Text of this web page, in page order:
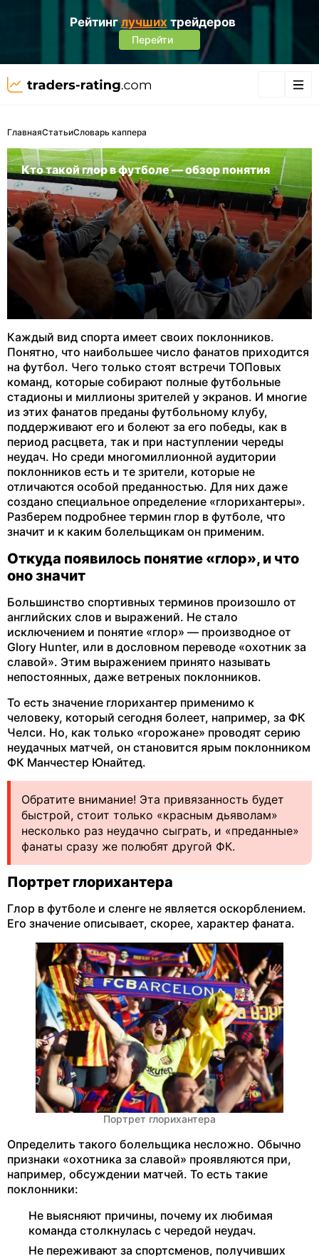
Рейтинглучших трейдеров
Перейти
ГлавнаяСтатьиСловарь каппера
Кто такой глор в футболе — обзор понятия
Каждый вид спорта имеет своих поклонников.
Понятно, что наибольшее число фанатов приходится
на футбол. Чего только стоят встречи ТОПовых
команд, которые собирают полные футбольные
стадионы и миллионы зрителей у экранов. И многие
из этих фанатов преданы футбольному клубу,
поддерживают его и болеют за его победы, как в
период расцвета, так и при наступлении череды
неудач. Но среди многомиллионной аудитории
поклонников есть и те зрители, которые не
отличаются особой преданностью. Для них даже
создано специальное определение «глорихантеры».
Разберем подробнее термин глор в футболе, что
значит и к каким болельщикам он применим.
Откуда появилось понятие «глор», и что
оно значит
Большинство спортивных терминов произошло от
английских слов и выражений. Не стало
исключением и понятие «глор» — производное от
Glory Hunter, или в дословном переводе «охотник за
славой». Этим выражением принято называть
непостоянных, даже ветреных поклонников.
То есть значение глорихантер применимо к
человеку, который сегодня болеет, например, за ФК
Челси. Но, как только «горожане» проводят серию
неудачных матчей, он становится ярым поклонником
ФК Манчестер Юнайтед.
Обратите внимание! Эта привязанность будет
быстрой, стоит только «красным дьяволам»
несколько раз неудачно сыграть, и «преданные»
фанаты сразу же полюбят другой ФК.
Портрет глорихантера
Глор в футболе и сленге не является оскорблением.
Его значение описывает, скорее, характер фаната.
Портрет глорихантера
Определить такого болельщика несложно. Обычно
признаки «охотника за славой» проявляются при,
например, обсуждении матчей. То есть такие
поклонники:
Не выясняют причины, почему их любимая
команда столкнулась с чередой неудач.
Не переживают за спортсменов, получивших